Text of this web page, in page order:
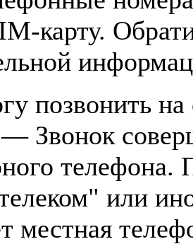
карту.
позвонить
Звонок
телефона.
или
местная